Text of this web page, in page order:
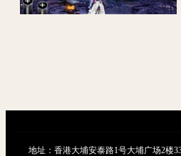
地址：香港大埔安泰路1号大埔广场2楼